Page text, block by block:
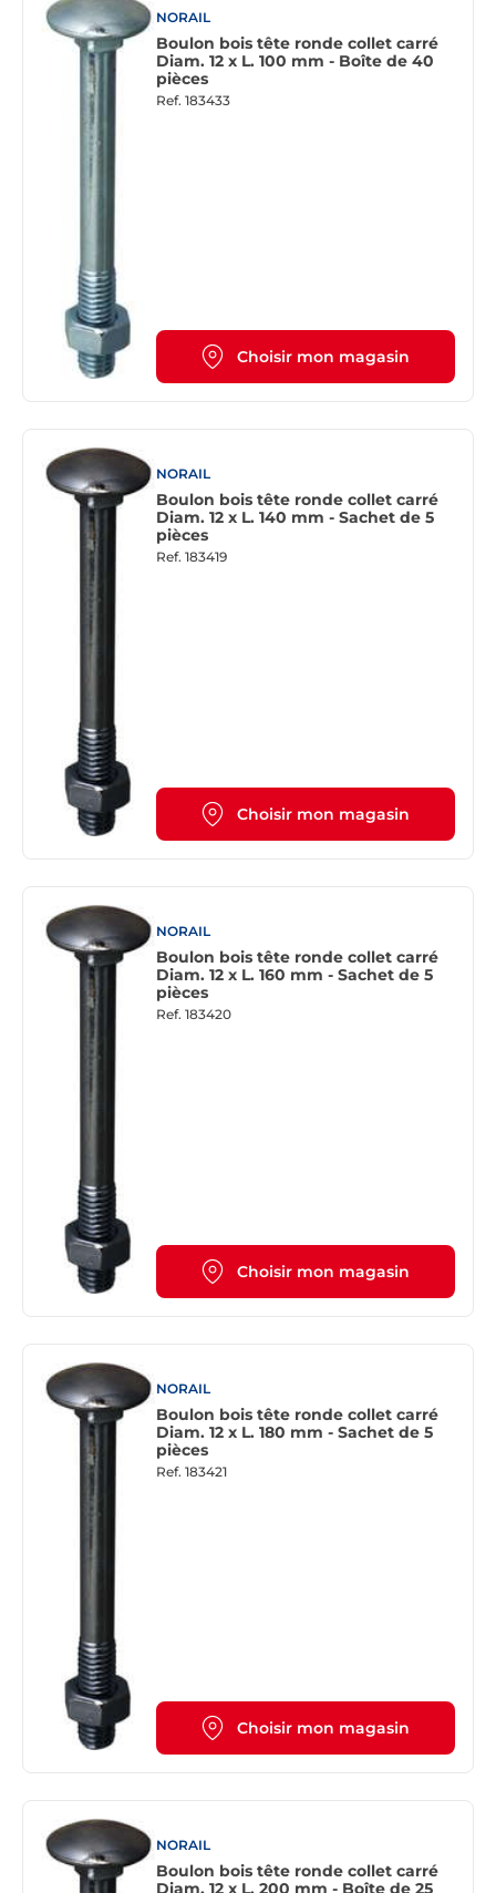
NORAIL
Boulon bois tête ronde collet carré
Diam. 12 x L. 100 mm - Boîte de 40
pièces
Ref. 183433
Choisir mon magasin
NORAIL
Boulon bois tête ronde collet carré
Diam. 12 x L. 140 mm - Sachet de 5
pièces
Ref. 183419
Choisir mon magasin
NORAIL
Boulon bois tête ronde collet carré
Diam. 12 x L. 160 mm - Sachet de 5
pièces
Ref. 183420
Choisir mon magasin
NORAIL
Boulon bois tête ronde collet carré
Diam. 12 x L. 180 mm - Sachet de 5
pièces
Ref. 183421
Choisir mon magasin
NORAIL
Boulon bois tête ronde collet carré
Diam. 12 x L. 200 mm - Boîte de 25